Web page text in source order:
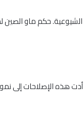
هذه الإصلاحات إلى